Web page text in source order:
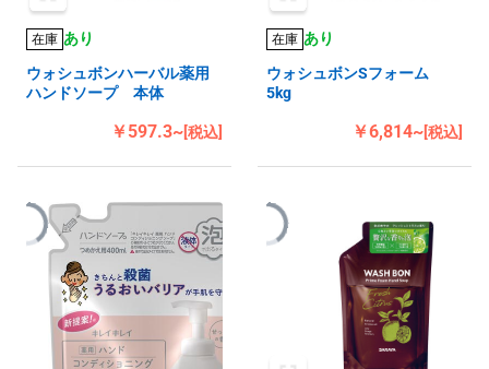
在庫 あり
ウォシュボンハーバル薬用
ハンドソープ 本体
￥597.3~[税込]
在庫 あり
ウォシュボンSフォーム
5kg
￥6,814~[税込]